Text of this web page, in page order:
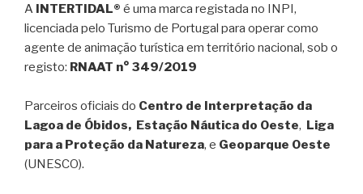
A INTERTIDAL® é uma marca registada no INPI,
licenciada pelo Turismo de Portugal para operar como
agente de animação turística em território nacional, sob o
registo: RNAAT n° 349/2019
Parceiros oficiais do Centro de Interpretação da
Lagoa de Óbidos, Estação Náutica do Oeste, Liga
para a Proteção da Natureza, e Geoparque Oeste
(UNESCO).